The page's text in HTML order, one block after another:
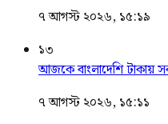
৭ আগস্ট ২০২৬, ১৫:১৯
১৩
আজকে বাংলাদেশি টাকায়
৭ আগস্ট ২০২৬, ১৫:১১